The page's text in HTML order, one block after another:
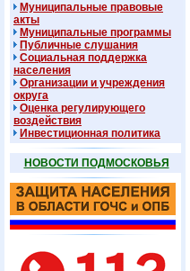
Муниципальные правовые
акты
Муниципальные программы
Публичные слушания
Социальная поддержка
населения
Организации и учреждения
округа
Оценка регулирующего
воздействия
Инвестиционная политика
НОВОСТИ ПОДМОСКОВЬЯ